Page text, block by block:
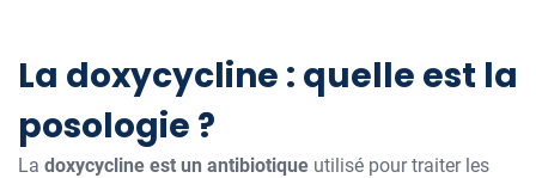
La doxycycline : quelle est la
posologie ?
La doxycycline est un antibiotique utilisé pour traiter les